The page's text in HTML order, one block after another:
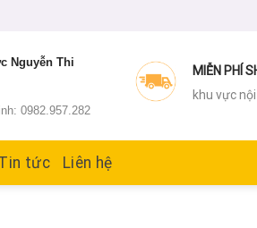
Nguyễn Thi
0982.957.282
MIỄN PHÍ
khu vực
tức Liên hệ